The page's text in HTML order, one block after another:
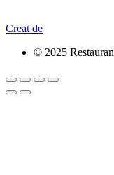
Creat de
© 2025